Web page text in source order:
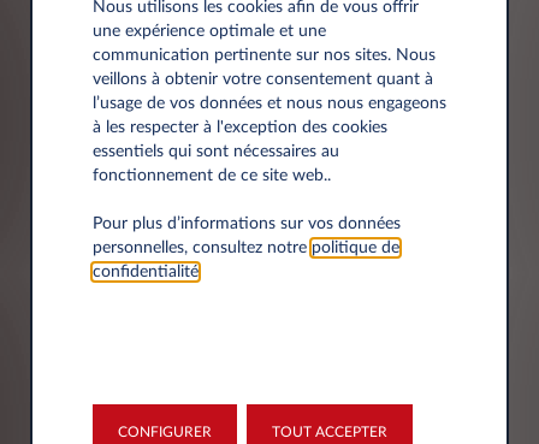
Société*
Nous utilisons les cookies afin de vous offrir
une expérience optimale et une
communication pertinente sur nos sites. Nous
veillons à obtenir votre consentement quant à
l’usage de vos données et nous nous engageons
à les respecter à l'exception des cookies
essentiels qui sont nécessaires au
fonctionnement de ce site web..
Pour plus d’informations sur vos données
personnelles, consultez notre politique de
confidentialité.
CONFIGURER TOUT ACCEPTER